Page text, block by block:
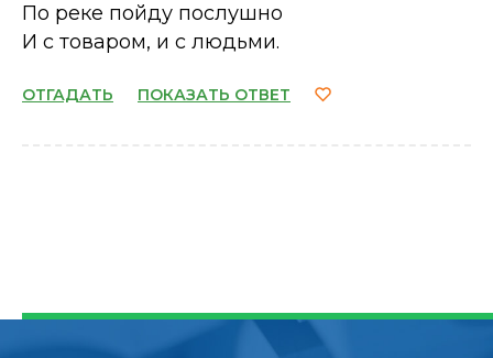
По реке пойду послушно
И с товаром, и с людьми.
ОТГАДАТЬ ПОКАЗАТЬ ОТВЕТ